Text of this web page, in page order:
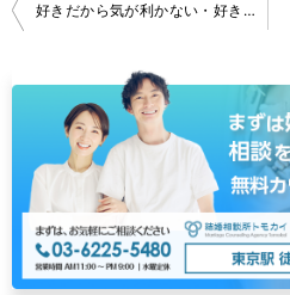
投
ナ
ー
ョ
好きだから気が利かない・好きじゃないから気が利く